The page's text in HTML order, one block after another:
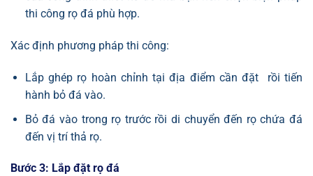
thi công rọ đá phù hợp.
Xác định phương pháp thi công:
Lắp ghép rọ hoàn chỉnh tại địa điểm cần đặt rồi tiến
hành bỏ đá vào.
Bỏ đá vào trong rọ trước rồi di chuyển đến rọ chứa đá
đến vị trí thả rọ.
Bước 3: Lắp đặt rọ đá